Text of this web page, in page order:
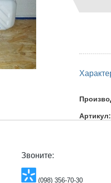
Артикул:
Звоните:
(098) 356-70-30